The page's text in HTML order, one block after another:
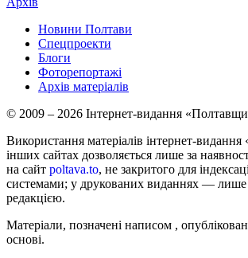
Новини Полтави
Спецпроекти
Блоги
Фоторепортажі
Архів матеріалів
© 2009 – 2026 Інтернет-видання
Використання матеріалів інтернет-
інших сайтах дозволяється лише за
на сайт poltava.to, не закритого для
системами; у друкованих виданнях — лише
редакцією.
Матеріали, позначені написом ,
основі.